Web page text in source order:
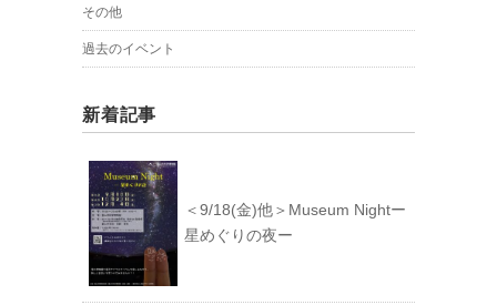
その他
過去のイベント
新着記事
＜9/18(金)他＞Museum Nightー
星めぐりの夜ー